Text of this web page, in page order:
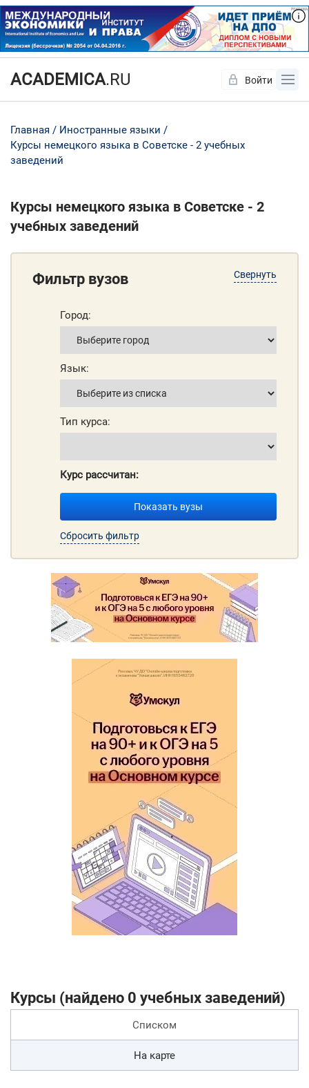
ACADEMICA.RU Войти
Главная
Иностранные языки
Курсы немецкого языка в Советске - 2 учебных
заведений
Курсы немецкого языка в Советске - 2
учебных заведений
Свернуть
Фильтр вузов
Город:
Язык:
Тип курса:
Курс рассчитан:
Показать вузы
Сбросить фильтр
Курсы (найдено 0 учебных заведений)
Списком
На карте
Да Нет